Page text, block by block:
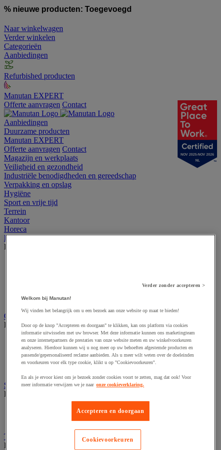
% nieuwe producten: Toegevoegd
Naar winkelwagen
Verder winkelen
Categorieën
Aanbiedingen
Refurbished producten
Manutan EXPERT
Offerte aanvragen Contact
Aanbiedingen
Duurzame producten
Manutan EXPERT
Offerte aanvragen Contact
Magazijn en werkplaats
Veiligheid en gezondheid
Industriële benodigdheden en gereedschap
Verpakking en opslag
Hygiëne
Sport en vrije tijd
Terrein
Kantoor
Horeca
Buitenmeubilair
Bekijk de hele productgroep
Tuinhuis
Gevelvlaggen
Bekijk de hele productgroep
Officiële vlag
Reclame vlag
Vlaggenmast
Stedelijke overkapping
Bekijk de hele productgroep
Overkapping multifunctioneel en voor tweewielers
Rookoverkapping
Tuin- en parkmachines
Bekijk de hele productgroep
NOV 2025-NOV 2026
NL
Verder zonder accepteren >
Welkom bij Manutan!
Wij vinden het belangrijk om u een bezoek aan onze website op maat te bieden!
Door op de knop "Accepteren en doorgaan" te klikken, kan ons platform via cookies
informatie uitwisselen met uw browser. Met deze informatie kunnen ons marketingteam
en onze internetpartners de prestaties van onze website meten en uw winkelvoorkeuren
analyseren. Hierdoor kunnen wij u nog meer op uw behoeften afgestemde producten en
passende/gepersonaliseerd reclame aanbieden. Als u meer wilt weten over de doeleinden
en voorkeuren voor elk type cookie, klikt u op "Cookievoorkeuren".
En als je ervoor kiest om je bezoek zonder cookies voort te zetten, mag dat ook! Voor
meer informatie verwijzen we je naar onze cookieverklaring.
Accepteren en doorgaan
Cookievoorkeuren